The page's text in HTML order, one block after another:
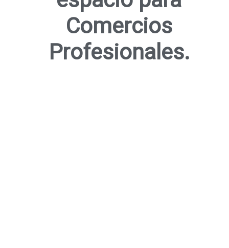
Comercios
Profesionales.